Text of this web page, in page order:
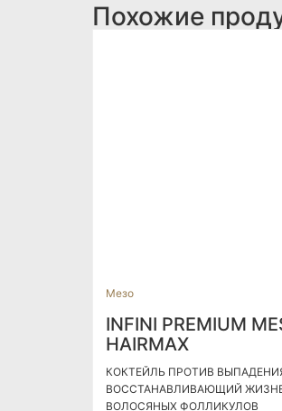
Похожие
Мезо
INFINI PREMIUM
HAIRMAX
КОКТЕЙЛЬ ПРОТИВ
ВОССТАНАВЛИВАЮЩИЙ
ВОЛОСЯНЫХ ФОЛЛИКУЛОВ